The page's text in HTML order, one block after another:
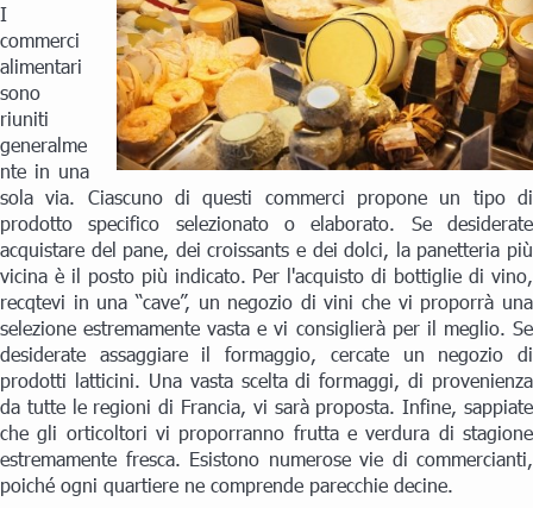
I
commerci
alimentari
sono
riuniti
generalme
nte in una
sola via. Ciascuno di questi commerci propone un tipo di
prodotto specifico selezionato o elaborato. Se desiderate
acquistare del pane, dei croissants e dei dolci, la panetteria più
vicina è il posto più indicato. Per l'acquisto di bottiglie di vino,
recqtevi in una “cave”, un negozio di vini che vi proporrà una
selezione estremamente vasta e vi consiglierà per il meglio. Se
desiderate assaggiare il formaggio, cercate un negozio di
prodotti latticini. Una vasta scelta di formaggi, di provenienza
da tutte le regioni di Francia, vi sarà proposta. Infine, sappiate
che gli orticoltori vi proporranno frutta e verdura di stagione
estremamente fresca. Esistono numerose vie di commercianti,
poiché ogni quartiere ne comprende parecchie decine.